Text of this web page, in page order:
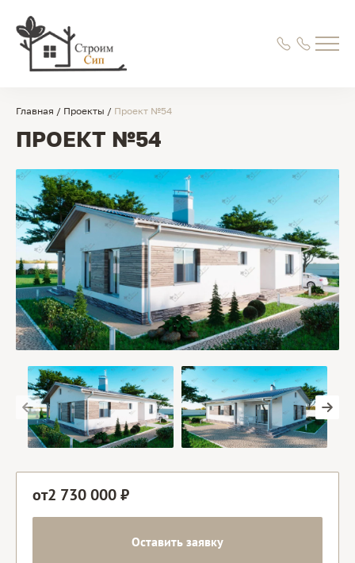
Главная / Проекты / Проект №54
ПРОЕКТ №54
от2 730 000₽
Оставить заявку